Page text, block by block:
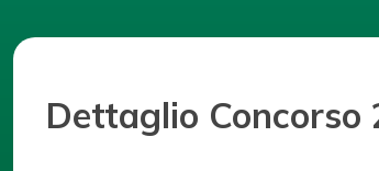
Dettaglio Concorso